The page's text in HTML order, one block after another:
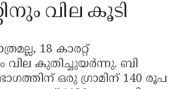
വില കൂടി
18 കാരറ്റ്
വില കുതിച്ചുയർന്നു. ബി
ഒരു ഗ്രാമിന് 140 രൂപ